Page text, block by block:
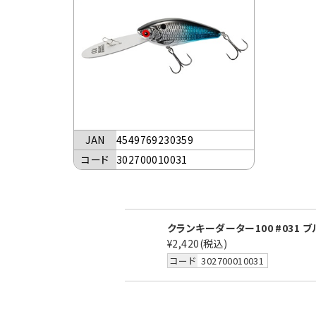
JAN
4549769230359
コード 302700010031
クランキーダーター100 #031 ブ
¥2,420(税込)
コード 302700010031